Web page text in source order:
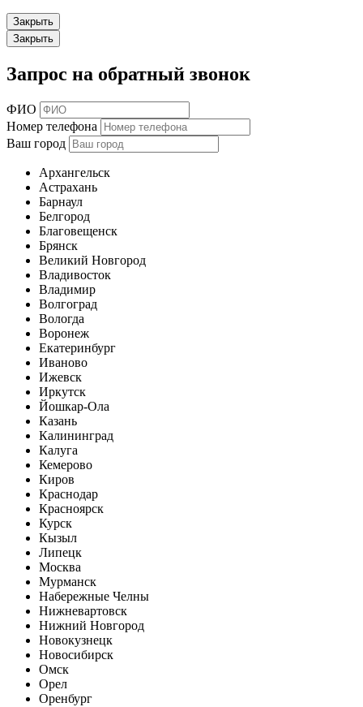
Закрыть
Закрыть
Запрос на обратный звонок
ФИО
Номер телефона
Ваш город
Архангельск
Астрахань
Барнаул
Белгород
Благовещенск
Брянск
Великий Новгород
Владивосток
Владимир
Волгоград
Вологда
Воронеж
Екатеринбург
Иваново
Ижевск
Иркутск
Йошкар-Ола
Казань
Калининград
Калуга
Кемерово
Киров
Краснодар
Красноярск
Курск
Кызыл
Липецк
Москва
Мурманск
Набережные Челны
Нижневартовск
Нижний Новгород
Новокузнецк
Новосибирск
Омск
Орел
Оренбург